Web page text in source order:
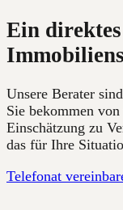
Ein
Unsere Berater
Sie bekommen
Einschätzung zu
das für Ihre
Telefonat